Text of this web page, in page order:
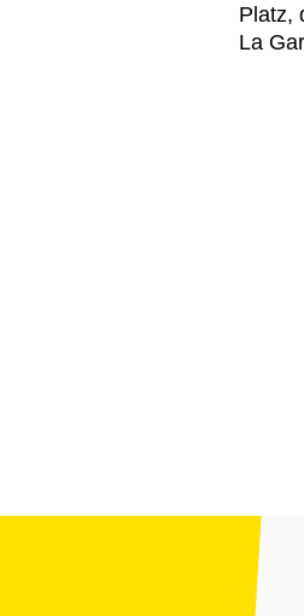
Platz,
La